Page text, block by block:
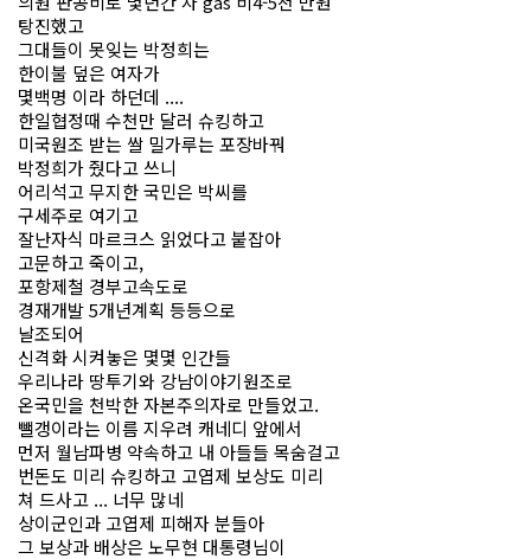
탕진했고
그대들이 못잊는 박정희는
한이불 덮은 여자가
몇백명 이라 하던데 ....
한일협정때 수천만 달러 슈킹하고
미국원조 받는 쌀 밀가루는 포장바꿔
박정희가 줬다고 쓰니
어리석고 무지한 국민은 박씨를
구세주로 여기고
잘난자식 마르크스 읽었다고 붙잡아
고문하고 죽이고,
포항제철 경부고속도로
경재개발 5개년계획 등등으로
날조되어
신격화 시켜놓은 몇몇 인간들
우리나라 땅투기와 강남이야기원조로
온국민을 천박한 자본주의자로 만들었고.
뺄갱이라는 이름 지우려 캐네디 앞에서
먼저 월남파병 약속하고 내 아들들 목숨걸고
번돈도 미리 슈킹하고 고엽제 보상도 미리
쳐 드사고 ... 너무 많네
상이군인과 고엽제 피해자 분들아
그 보상과 배상은 노무현 대통령님이